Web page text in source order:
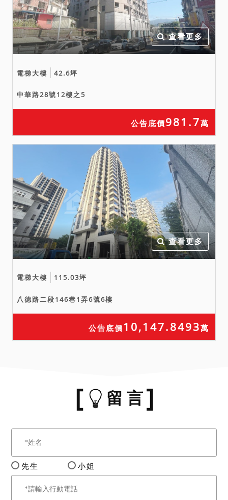
查看更多
電梯大樓 42.6坪
中華路28號12樓之5
公告底價981.7萬
查看更多
電梯大樓 115.03坪
八德路二段146巷1弄6號6樓
公告底價 10,147.8493萬
留 言
先生 小姐